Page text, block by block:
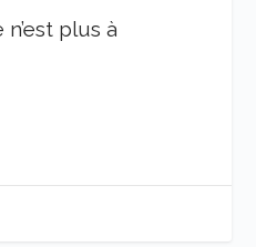
plus à